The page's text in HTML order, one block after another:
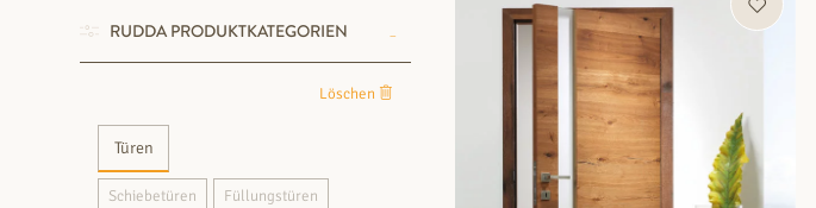
RUDDA PRODUKTKATEGORIEN
Löschen
Türen
Schiebetüren Füllungstüren
ZUM PRODUKT